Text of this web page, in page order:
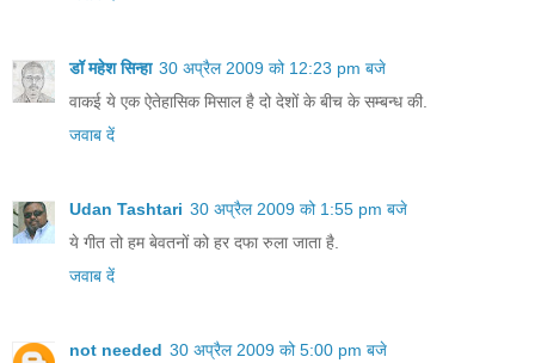
डॉ महेश सिन्हा 30 अप्रैल 2009 को 12:23 pm बजे
वाकई ये एक ऐतेहासिक मिसाल है दो देशों के बीच के सम्बन्ध की.
जवाब दें
Udan Tashtari 30 अप्रैल 2009 को 1:55 pm बजे
ये गीत तो हम बेवतनों को हर दफा रुला जाता है.
जवाब दें
not needed 30 अप्रैल 2009 को 5:00 pm बजे